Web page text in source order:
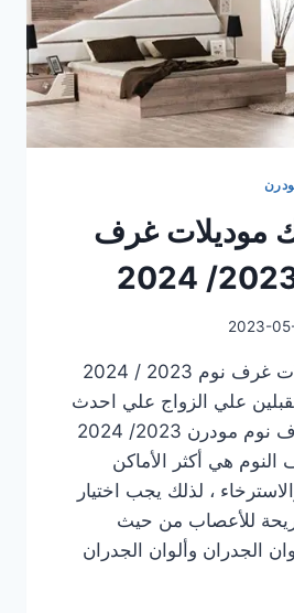
موديلات غرف
2023-
صور احدث موديلات غرف نوم 2023 / 2024
علي الزواج علي احدث
واشيك موديلات غرف نوم مودرن 2023/ 2024
هي أكثر الأماكن
، لذلك يجب اختيار
للأعصاب من حيث
الجدران وألوان الجدران